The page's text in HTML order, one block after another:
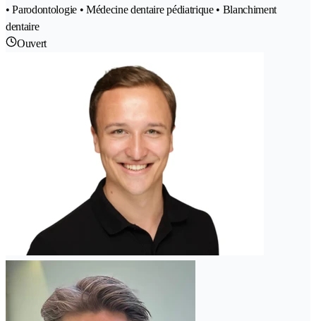
• Parodontologie • Médecine dentaire pédiatrique • Blanchiment
dentaire
Ouvert